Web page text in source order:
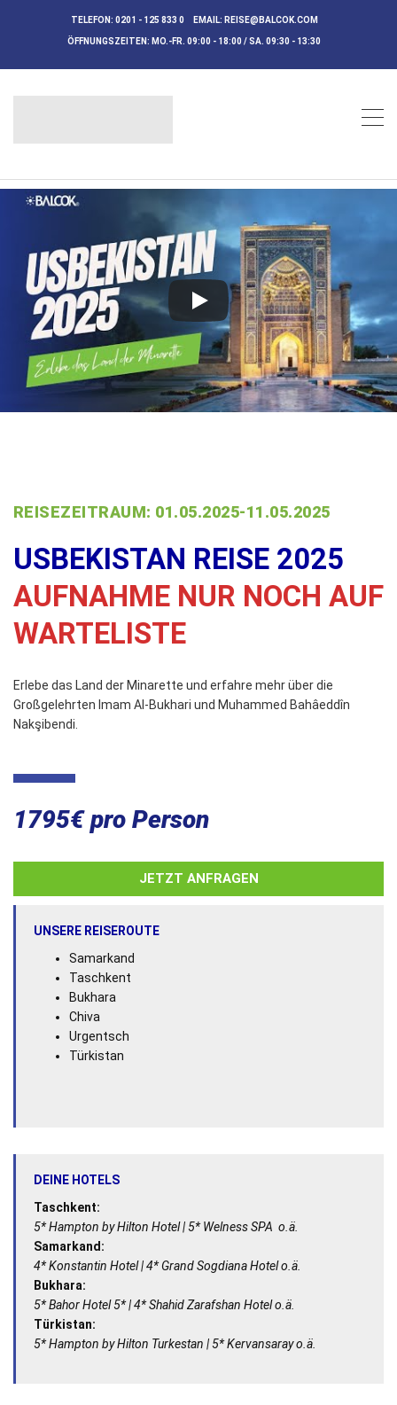
TELEFON: 0201 - 125 833 0 EMAIL: REISE@BALCOK.COM
ÖFFNUNGSZEITEN: MO.-FR. 09:00 - 18:00 / SA. 09:30 - 13:30
REISEZEITRAUM: 01.05.2025-11.05.2025
USBEKISTAN REISE 2025
AUFNAHME NUR NOCH AUF
WARTELISTE
Erlebe das Land der Minarette und erfahre mehr über die
Großgelehrten Imam Al-Bukhari und Muhammed Bahâeddîn
Nakşibendi.
1795€ pro Person
JETZT ANFRAGEN
UNSERE REISEROUTE
Samarkand
Taschkent
Bukhara
Chiva
Urgentsch
Türkistan
DEINE HOTELS
Taschkent:
5* Hampton by Hilton Hotel | 5* Welness SPA o.ä.
Samarkand:
4* Konstantin Hotel | 4* Grand Sogdiana Hotel o.ä.
Bukhara:
5* Bahor Hotel 5* | 4* Shahid Zarafshan Hotel o.ä.
Türkistan:
5* Hampton by Hilton Turkestan | 5* Kervansaray o.ä.